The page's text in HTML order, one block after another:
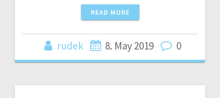
READ MORE
rudek 8. May 2019 0